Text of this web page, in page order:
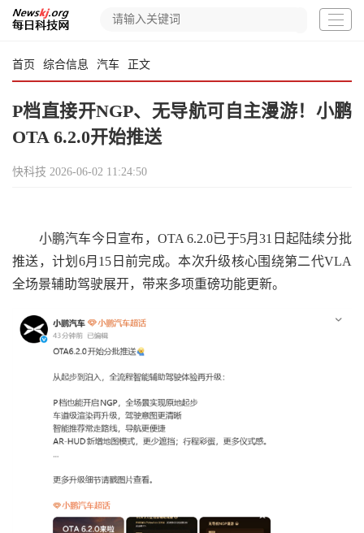
首页 综合信息 汽车 正文
P档直接开NGP、无导航可自主漫游！小鹏
OTA 6.2.0开始推送
快科技 2026-06-02 11:24:50
小鹏汽车今日宣布，OTA 6.2.0已于5月31日起陆续分批
推送，计划6月15日前完成。本次升级核心围绕第二代VLA
全场景辅助驾驶展开，带来多项重磅功能更新。